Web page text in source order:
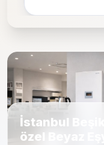
İstanbul
özel Beyaz